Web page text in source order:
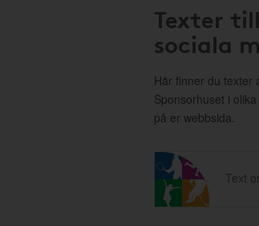
Texter
sociala
Här finner du texter
Sponsorhuset i
på er webbsida.
Text